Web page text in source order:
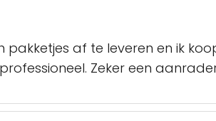
pakketjes af te leveren en ik
Zeker een